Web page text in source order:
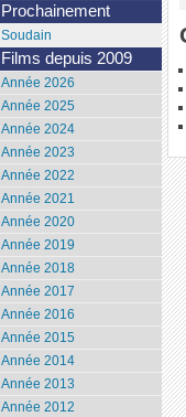
Prochainement
Soudain
Films depuis 2009
Année 2026
Année 2025
Année 2024
Année 2023
Année 2022
Année 2021
Année 2020
Année 2019
Année 2018
Année 2017
Année 2016
Année 2015
Année 2014
Année 2013
Année 2012